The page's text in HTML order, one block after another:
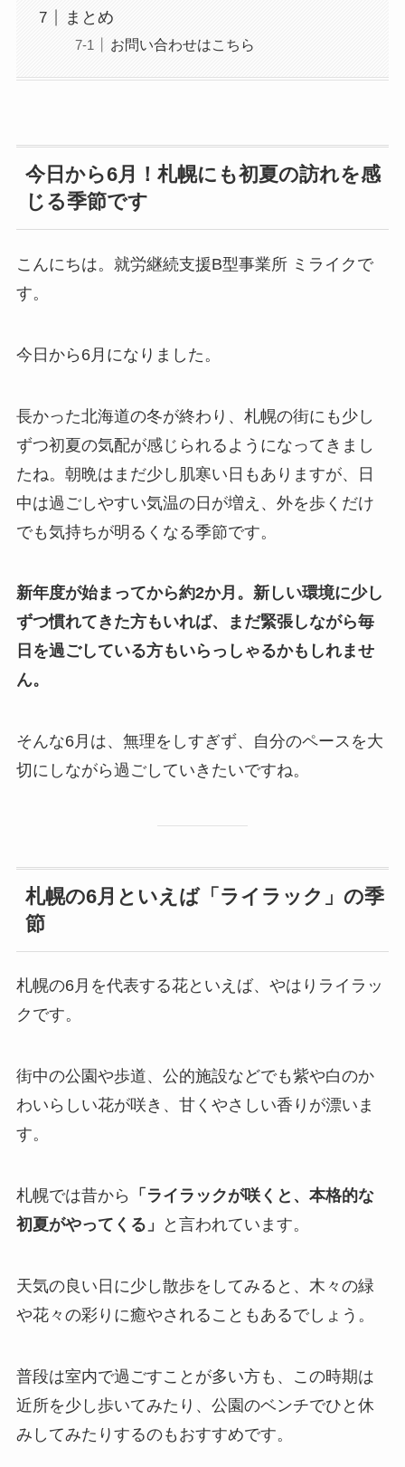
まとめ
お問い合わせはこちら
今日から6月！札幌にも初夏の訪れを感
じる季節です
こんにちは。就労継続支援B型事業所 ミライクで
す。
今日から6月になりました。
長かった北海道の冬が終わり、札幌の街にも少し
ずつ初夏の気配が感じられるようになってきまし
たね。朝晩はまだ少し肌寒い日もありますが、日
中は過ごしやすい気温の日が増え、外を歩くだけ
でも気持ちが明るくなる季節です。
新年度が始まってから約2か月。新しい環境に少し
ずつ慣れてきた方もいれば、まだ緊張しながら毎
日を過ごしている方もいらっしゃるかもしれませ
ん。
そんな6月は、無理をしすぎず、自分のペースを大
切にしながら過ごしていきたいですね。
札幌の6月といえば「ライラック」の季
節
札幌の6月を代表する花といえば、やはりライラッ
クです。
街中の公園や歩道、公的施設などでも紫や白のか
わいらしい花が咲き、甘くやさしい香りが漂いま
す。
札幌では昔から
「ライラックが咲くと、本格的な
初夏がやってくる」
と言われています。
天気の良い日に少し散歩をしてみると、木々の緑
や花々の彩りに癒やされることもあるでしょう。
普段は室内で過ごすことが多い方も、この時期は
近所を少し歩いてみたり、公園のベンチでひと休
みしてみたりするのもおすすめです。